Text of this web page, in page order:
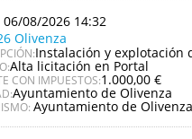
06/08/2026 14:32
Olivenza
Instalación y
Alta licitación en Portal
CON IMPUESTOS:1.000,00 €
Ayuntamiento de Olivenza
Ayuntamiento de Olivenza